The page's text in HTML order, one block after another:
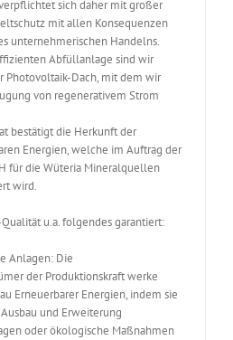
sich daher mit großer
mit allen Konsequenzen
unternehmerischen Handelns.
Abfüllanlage sind wir
Photovoltaik-Dach, mit dem wir
von regenerativem Strom
bestätigt die Herkunft der
Energien, welche im Auftrag der
für die Wüteria Mineralquellen
wird.
u.a. folgendes garantiert:
Anlagen: Die
der Produktionskraft werke
Erneuerbarer Energien, indem sie
und Erweiterung
oder ökologische Maßnahmen